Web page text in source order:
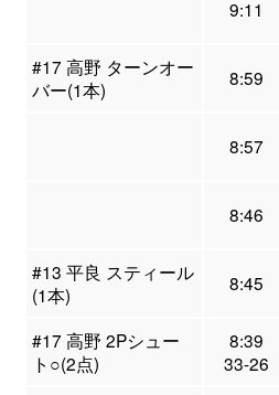
9:11
#17 高野 ターンオー
バー(1本)
8:59
8:57
8:46
#13 平良 スティール
(1本)
8:45
#17 高野 2Pシュー
ト○(2点)
8:39
33-26